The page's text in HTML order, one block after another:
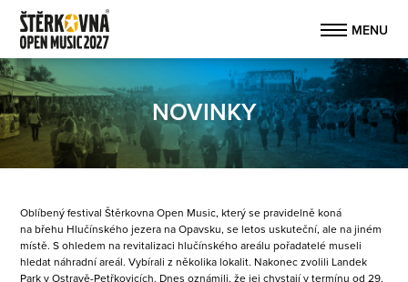
NOVINKY
Oblíbený festival Štěrkovna Open Music, který se pravidelně koná
na břehu Hlučínského jezera na Opavsku, se letos uskuteční, ale na jiném
místě. S ohledem na revitalizaci hlučínského areálu pořadatelé museli
hledat náhradní areál. Vybírali z několika lokalit. Nakonec zvolili Landek
Park v Ostravě-Petřkovicích. Dnes oznámili, že jej chystají v termínu od 29.